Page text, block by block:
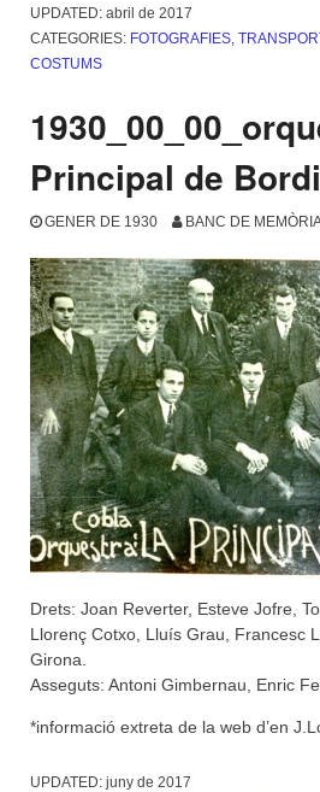
UPDATED: abril de 2017
CATEGORIES: FOTOGRAFIES
COSTUMS
Principal de
GENER DE 1930 BANC DE
Drets: Joan Reverter, Esteve Jofre,
Llorenç Cotxo, Lluís Grau, Francesc
Girona.
Asseguts: Antoni Gimbernau, Enric
*informació extreta de la web d’en
UPDATED: juny de 2017